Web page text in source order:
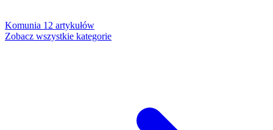
Komunia 12 artykułów
Zobacz wszystkie kategorie